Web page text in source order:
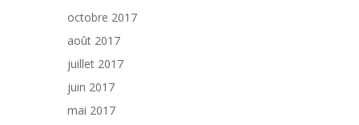
octobre 2017
août 2017
juillet 2017
juin 2017
mai 2017